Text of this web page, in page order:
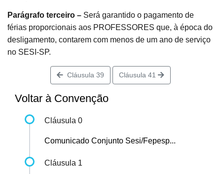
Parágrafo terceiro – Será garantido o pagamento de
férias proporcionais aos PROFESSORES que, à época do
desligamento, contarem com menos de um ano de serviço
no SESI-SP.
Cláusula 39 Cláusula 41
Voltar à Convenção
Cláusula 0
Comunicado Conjunto Sesi/Fepesp...
Cláusula 1